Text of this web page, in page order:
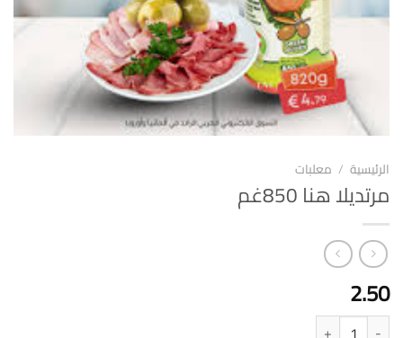
الرئيسية / معلبات
مرتديلا هنا 850غم
2.50
كمية مرتديلا هنا 850غم